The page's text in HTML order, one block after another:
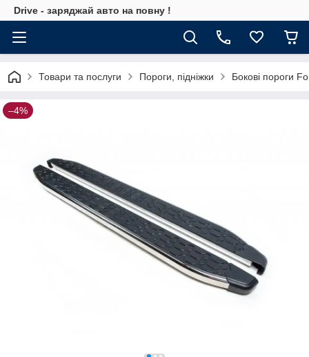
Drive - заряджай авто на повну !
Товари та послуги Пороги, підніжки Бокові пороги
–4%